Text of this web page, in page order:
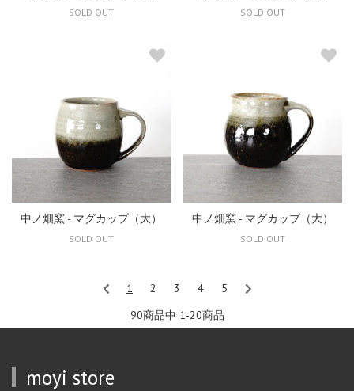
SOLD OUT SOLD OUT
中ノ畑窯 - マグカップ（大）
SOLD OUT
中ノ畑窯 - マグカップ（大）
SOLD OUT
1 2 3 4
5
90商品中 1-20商品
moyi store